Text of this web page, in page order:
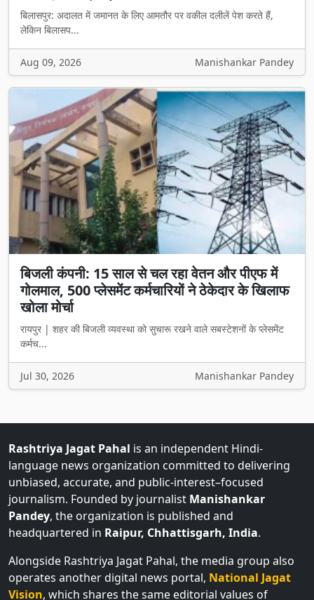
लेकिन बिलासप...
बिजली कंपनी: 15 साल से चल रहा वेतन और पीएफ में
गोलमाल, 500 प्लेसमेंट कर्मचारियों ने ठेकेदार के खिलाफ
खोला मोर्चा
रायपुर | शहर की बिजली व्यवस्था को सुचारू रखने वाले सबस्टेशनों के प्लेसमेंट
कर्मच...
Jul 30, 2026 Manishankar Pandey
language news organization committed to delivering
unbiased, accurate, and public-interest–focused
journalism. Founded by journalistManishankar
Pandey, the organization is published and
headquartered inRaipur, Chhattisgarh, India
Alongside Rashtriya Jagat Pahal, the media group also
operates another digital news portal,National Jagat
Vision, which shares the same editorial values of
credibility, neutrality, and responsible reporting, aiming